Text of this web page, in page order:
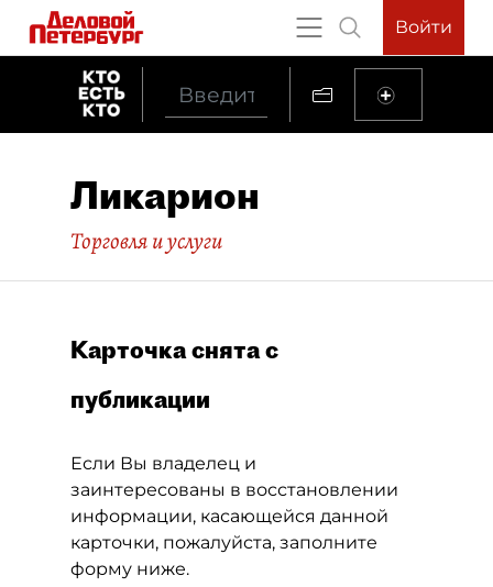
Войти
Ликарион
Торговля и услуги
Карточка снята с
публикации
Если Вы владелец и
заинтересованы в восстановлении
информации, касающейся данной
карточки, пожалуйста, заполните
форму ниже.